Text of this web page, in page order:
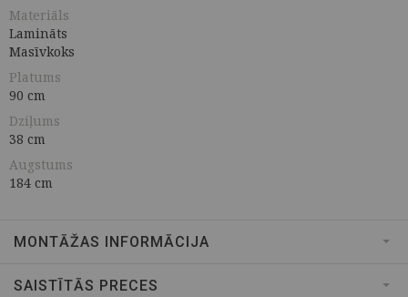
Materiāls
Lamināts
Masīvkoks
Platums
90 cm
Dziļums
38 cm
Augstums
184 cm
MONTĀŽAS INFORMĀCIJA
SAISTĪTĀS PRECES